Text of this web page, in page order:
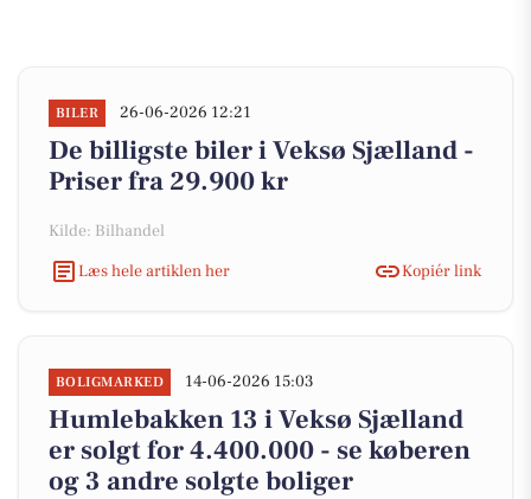
BILER 26-06-2026 12:21
De billigste biler i Veksø Sjælland -
Priser fra 29.900 kr
Kilde: Bilhandel
Læs hele artiklen her
Kopiér link
BOLIGMARKED 14-06-2026 15:03
Humlebakken 13 i Veksø Sjælland
er solgt for 4.400.000 - se køberen
og 3 andre solgte boliger